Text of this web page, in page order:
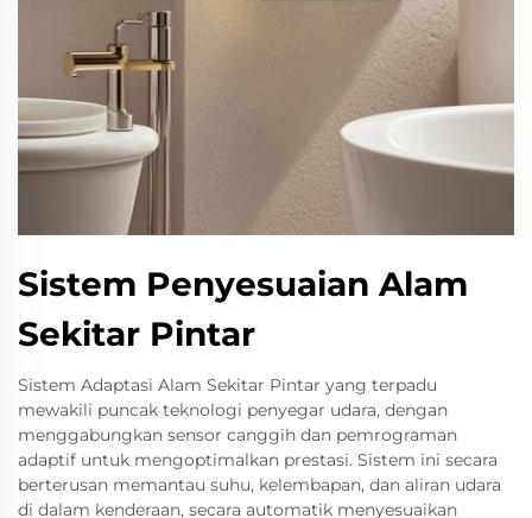
Sistem Penyesuaian Alam
Sekitar Pintar
Sistem Adaptasi Alam Sekitar Pintar yang terpadu
mewakili puncak teknologi penyegar udara, dengan
menggabungkan sensor canggih dan pemrograman
adaptif untuk mengoptimalkan prestasi. Sistem ini secara
berterusan memantau suhu, kelembapan, dan aliran udara
di dalam kenderaan, secara automatik menyesuaikan